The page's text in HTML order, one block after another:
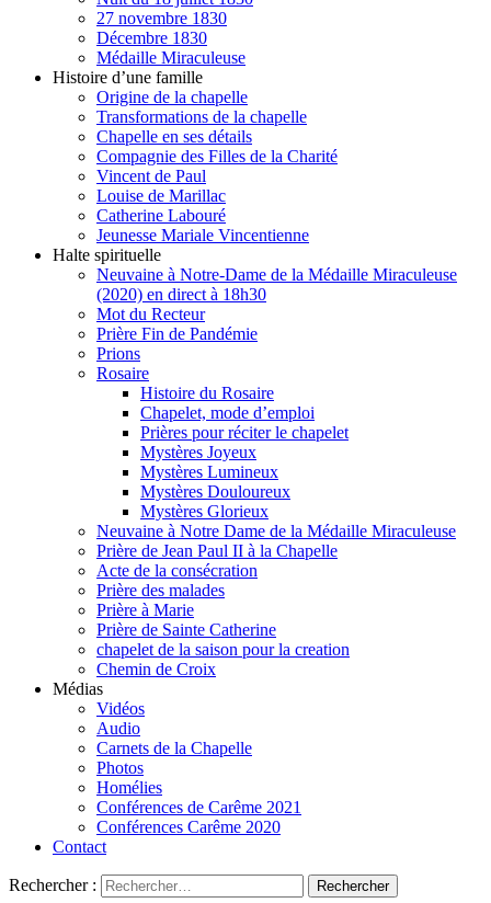
27 novembre 1830
Décembre 1830
Médaille Miraculeuse
Histoire d’une famille
Origine de la chapelle
Transformations de la chapelle
Chapelle en ses détails
Compagnie des Filles de la Charité
Vincent de Paul
Louise de Marillac
Catherine Labouré
Jeunesse Mariale Vincentienne
Halte spirituelle
Neuvaine à Notre-Dame de la Médaille Miraculeuse
(2020) en direct à 18h30
Mot du Recteur
Prière Fin de Pandémie
Prions
Rosaire
Histoire du Rosaire
Chapelet, mode d’emploi
Prières pour réciter le chapelet
Mystères Joyeux
Mystères Lumineux
Mystères Douloureux
Mystères Glorieux
Neuvaine à Notre Dame de la Médaille Miraculeuse
Prière de Jean Paul II à la Chapelle
Acte de la consécration
Prière des malades
Prière à Marie
Prière de Sainte Catherine
chapelet de la saison pour la creation
Chemin de Croix
Médias
Vidéos
Audio
Carnets de la Chapelle
Photos
Homélies
Conférences de Carême 2021
Conférences Carême 2020
Contact
Rechercher :